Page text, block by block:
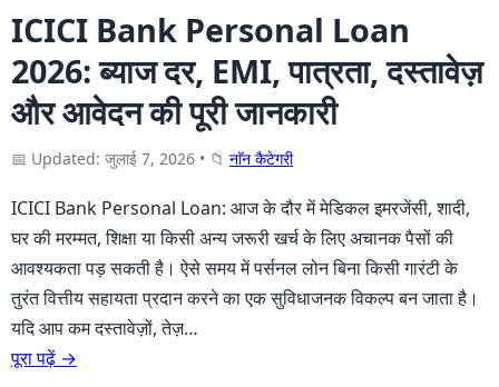
ICICI Bank Personal Loan
2026: ब्याज दर, EMI, पात्रता, दस्तावेज़
और आवेदन की पूरी जानकारी
📅 Updated: जुलाई 7, 2026 • 📁 नाॅन कैटेगरी
ICICI Bank Personal Loan: आज के दौर में मेडिकल इमरजेंसी, शादी,
घर की मरम्मत, शिक्षा या किसी अन्य जरूरी खर्च के लिए अचानक पैसों की
आवश्यकता पड़ सकती है। ऐसे समय में पर्सनल लोन बिना किसी गारंटी के
तुरंत वित्तीय सहायता प्रदान करने का एक सुविधाजनक विकल्प बन जाता है।
यदि आप कम दस्तावेज़ों, तेज़…
पूरा पढ़ें →